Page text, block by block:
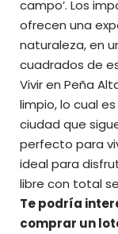
campo’. Los
ofrecen una
naturaleza, en
cuadrados de
Vivir en Peña
limpio, lo cual
ciudad que
perfecto para
ideal para
libre con total
Te podría
comprar un